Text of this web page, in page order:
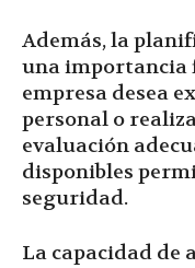
Además, la
una importancia
empresa desea
personal o
evaluación
disponibles
seguridad.
La capacidad de